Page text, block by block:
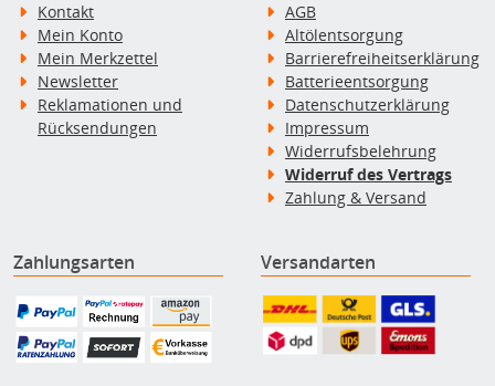
Kontakt
Mein Konto
Mein Merkzettel
Newsletter
Reklamationen und
Rücksendungen
AGB
Altölentsorgung
Barrierefreiheitserklärung
Batterieentsorgung
Datenschutzerklärung
Impressum
Widerrufsbelehrung
Widerruf des Vertrags
Zahlung & Versand
Zahlungsarten Versandarten